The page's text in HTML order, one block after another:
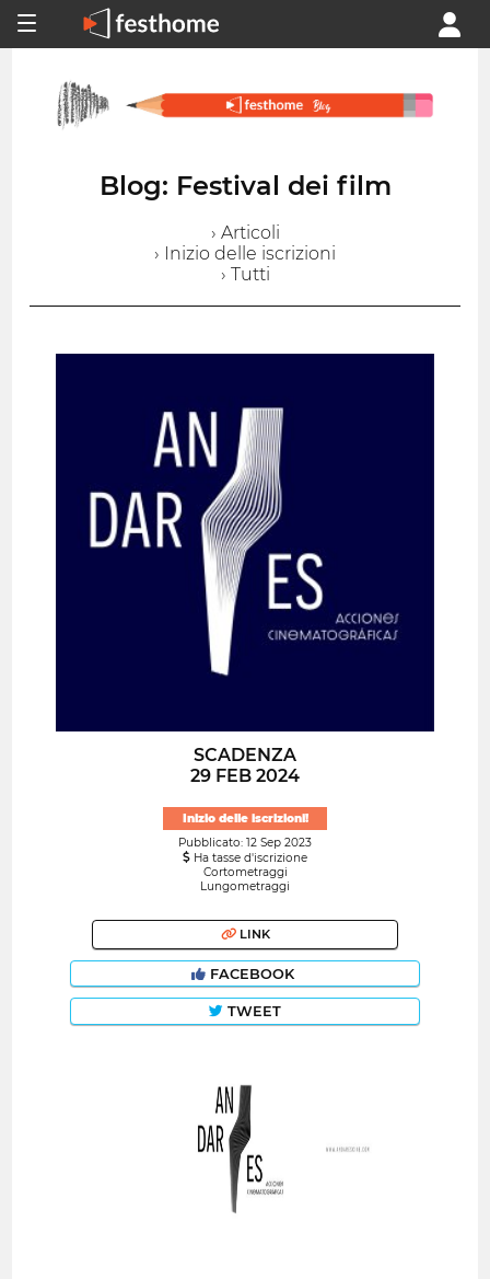
Blog: Festival dei film
› Articoli
› Inizio delle iscrizioni
› Tutti
SCADENZA
29 FEB 2024
Inizio delle iscrizioni!
Pubblicato: 12 Sep 2023
Ha tasse d'iscrizione
Cortometraggi
Lungometraggi
LINK
FACEBOOK
TWEET